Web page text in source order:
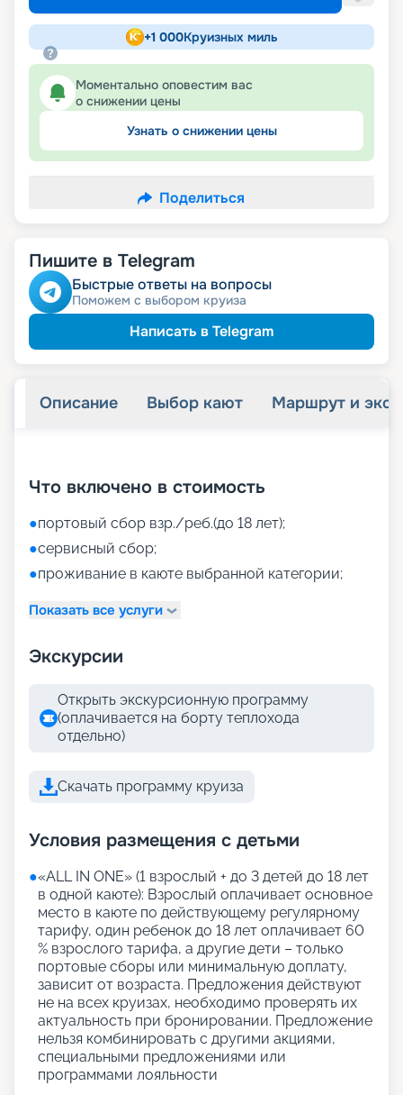
+1 000Круизных миль
Моментально оповестим вас
о снижении цены
Узнать о снижении цены
Поделиться
Пишите в Telegram
Быстрые ответы на вопросы
Поможем с выбором круиза
Написать в Telegram
Описание Выбор кают Маршрут и
Что включено в стоимость
●портовый сбор взр./реб.(до 18 лет);
●сервисный сбор;
●проживание в каюте выбранной категории;
Показать все услуги
Экскурсии
Открыть экскурсионную программу
(оплачивается на борту теплохода
отдельно)
Скачать программу круиза
Условия размещения с детьми
●«АLL IN ONE» (1 взрослый + до 3 детей до 18 лет
в одной каюте): Взрослый оплачивает основное
место в каюте по действующему регулярному
тарифу, один ребенок до 18 лет оплачивает 60
% взрослого тарифа, а другие дети – только
портовые сборы или минимальную доплату,
зависит от возраста. Предложения действуют
не на всех круизах, необходимо проверять их
актуальность при бронировании. Предложение
нельзя комбинировать с другими акциями,
специальными предложениями или
программами лояльности